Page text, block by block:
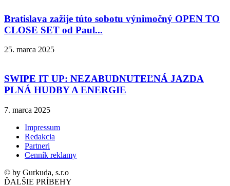
Bratislava zažije túto sobotu výnimočný OPEN TO
CLOSE SET od Paul...
25. marca 2025
SWIPE IT UP: NEZABUDNUTEĽNÁ JAZDA
PLNÁ HUDBY A ENERGIE
7. marca 2025
Impressum
Redakcia
Partneri
Cenník reklamy
© by Gurkuda, s.r.o
ĎALŠIE PRÍBEHY